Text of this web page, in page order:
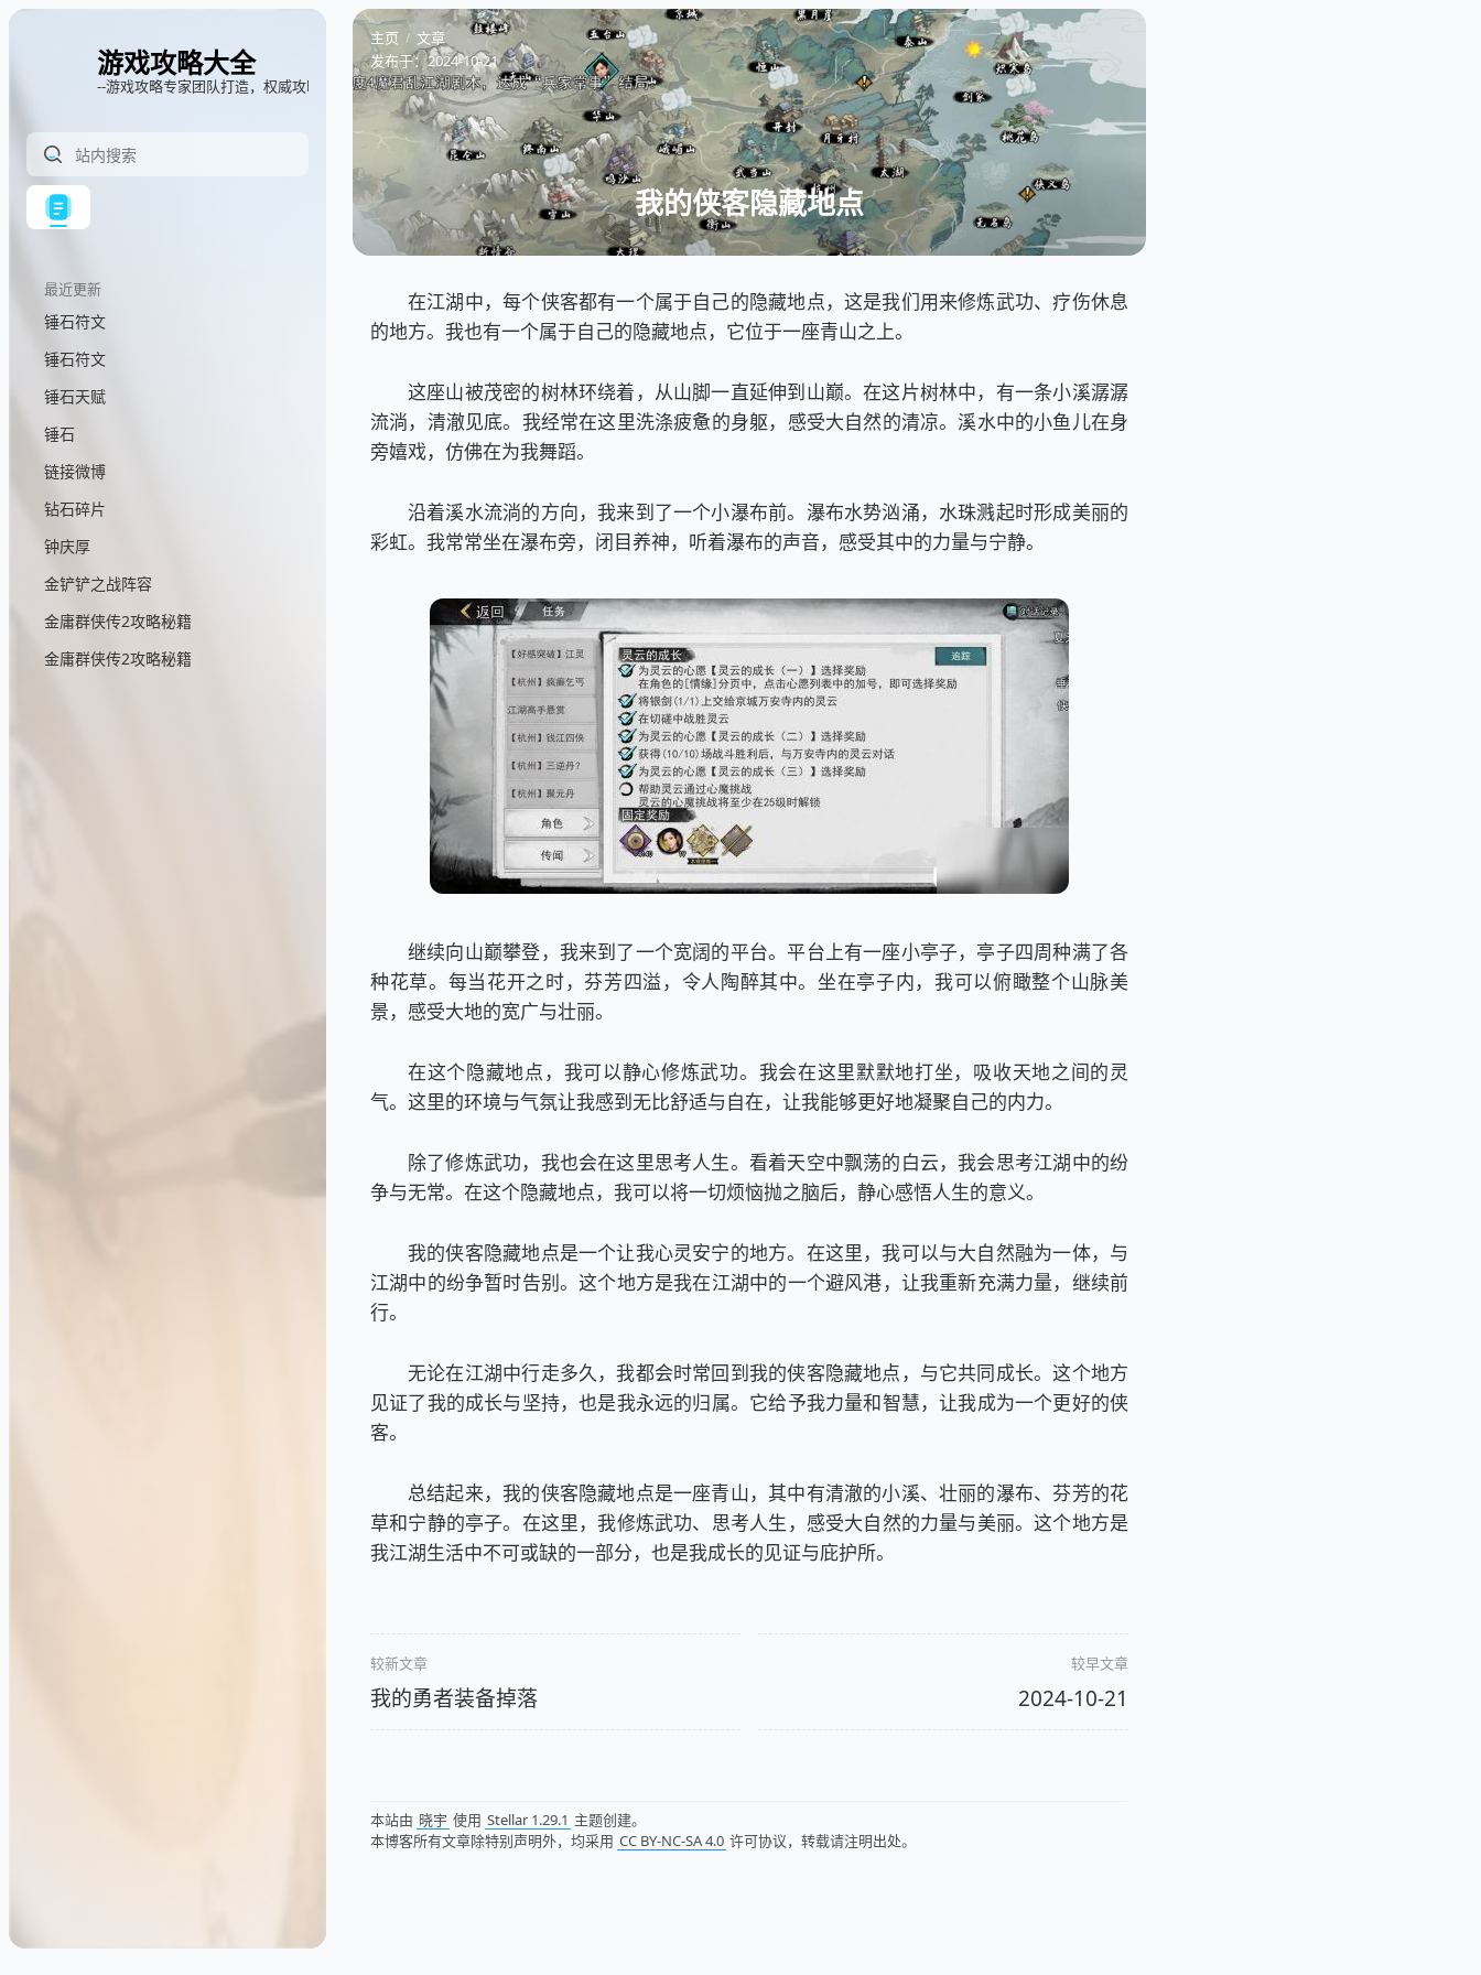
游戏攻略大全
--游戏攻略专家团队打造，权威攻略指南
最近更新
锤石符文
锤石符文
锤石天赋
锤石
链接微博
钻石碎片
钟庆厚
金铲铲之战阵容
金庸群侠传2攻略秘籍
金庸群侠传2攻略秘籍
主页
文章
发布于：2024-10-21
我的侠客隐藏地点
在江湖中，每个侠客都有一个属于自己的隐藏地点，这是我们用来修炼武功、疗伤休息
的地方。我也有一个属于自己的隐藏地点，它位于一座青山之上。
这座山被茂密的树林环绕着，从山脚一直延伸到山巅。在这片树林中，有一条小溪潺潺
流淌，清澈见底。我经常在这里洗涤疲惫的身躯，感受大自然的清凉。溪水中的小鱼儿在身
旁嬉戏，仿佛在为我舞蹈。
沿着溪水流淌的方向，我来到了一个小瀑布前。瀑布水势汹涌，水珠溅起时形成美丽的
彩虹。我常常坐在瀑布旁，闭目养神，听着瀑布的声音，感受其中的力量与宁静。
继续向山巅攀登，我来到了一个宽阔的平台。平台上有一座小亭子，亭子四周种满了各
种花草。每当花开之时，芬芳四溢，令人陶醉其中。坐在亭子内，我可以俯瞰整个山脉美
景，感受大地的宽广与壮丽。
在这个隐藏地点，我可以静心修炼武功。我会在这里默默地打坐，吸收天地之间的灵
气。这里的环境与气氛让我感到无比舒适与自在，让我能够更好地凝聚自己的内力。
除了修炼武功，我也会在这里思考人生。看着天空中飘荡的白云，我会思考江湖中的纷
争与无常。在这个隐藏地点，我可以将一切烦恼抛之脑后，静心感悟人生的意义。
我的侠客隐藏地点是一个让我心灵安宁的地方。在这里，我可以与大自然融为一体，与
江湖中的纷争暂时告别。这个地方是我在江湖中的一个避风港，让我重新充满力量，继续前
行。
无论在江湖中行走多久，我都会时常回到我的侠客隐藏地点，与它共同成长。这个地方
见证了我的成长与坚持，也是我永远的归属。它给予我力量和智慧，让我成为一个更好的侠
客。
总结起来，我的侠客隐藏地点是一座青山，其中有清澈的小溪、壮丽的瀑布、芬芳的花
草和宁静的亭子。在这里，我修炼武功、思考人生，感受大自然的力量与美丽。这个地方是
我江湖生活中不可或缺的一部分，也是我成长的见证与庇护所。
较新文章
我的勇者装备掉落
较早文章
2024-10-21
本站由 晓宇 使用 Stellar 1.29.1 主题创建。
本博客所有文章除特别声明外，均采用 CC BY-NC-SA 4.0 许可协议，转载请注明出处。